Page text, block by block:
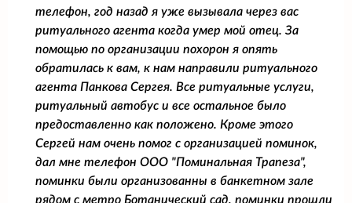
телефон, год назад я уже вызывала через вас
ритуального агента когда умер мой отец. За
помощью по организации похорон я опять
обратилась к вам, к нам направили ритуального
агента Панкова Сергея. Все ритуальные услуги,
ритуальный автобус и все остальное было
предоставленно как положено. Кроме этого
Сергей нам очень помог с организацией поминок,
дал мне телефон ООО "Поминальная Трапеза",
поминки были организованны в банкетном зале
рядом с метро Ботанический сад, поминки прошли